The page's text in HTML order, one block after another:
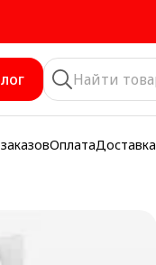
ОплатаДоставка